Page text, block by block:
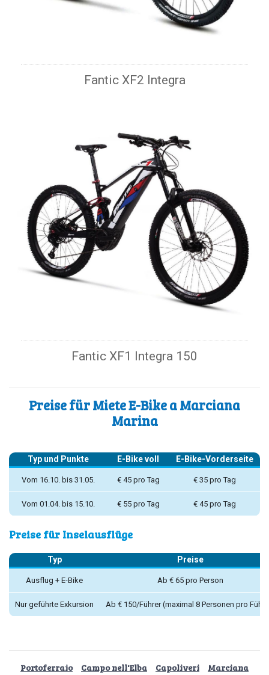
Fantic XF2 Integra
Fantic XF1 Integra 150
Preise für Miete E-Bike a Marciana
Marina
Typ und Punkte E-Bike voll E-Bike-Vorderseite
Vom 16.10. bis 31.05. € 45 pro Tag € 35 pro Tag
Vom 01.04. bis 15.10. € 55 pro Tag € 45 pro Tag
Preise für Inselausflüge
Typ Preise
Ausflug + E-Bike Ab € 65 pro Person
Nur geführte Exkursion Ab € 150/Führer (maximal 8 Personen pro
Portoferraio Campo nell'Elba Capoliveri
Marciana